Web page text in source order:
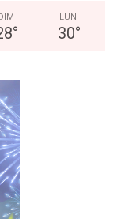
DIM
°
LUN
30°